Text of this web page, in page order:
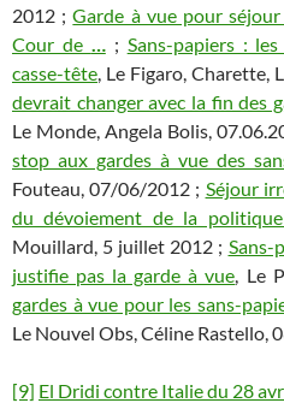
2012 ;Garde à vue pour
Cour de …; Sans-papiers :
casse-tête, Le Figaro, Charette,
devrait changer avec la fin des
Le Monde, Angela Bolis,
stop aux gardes à vue des
Fouteau, 07/06/2012 ; Séjour
du dévoiement de la politique
Mouillard, 5 juillet 2012 ; Sans-
justifie pas la garde à vue, Le
gardes à vue pour les sans-
Le Nouvel Obs, Céline Rastello,
[9] El Dridi contre Italie du 28